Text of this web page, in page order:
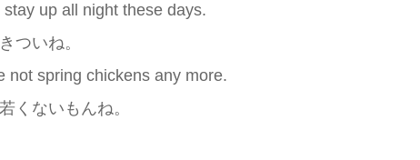
stay up all night these days.
ついね。
not spring chickens any more.
くないもんね。